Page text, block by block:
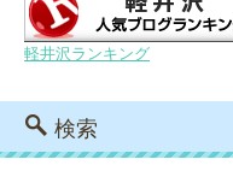
軽井沢ランキング
検索